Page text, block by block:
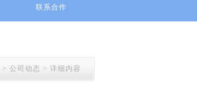
联系合作
> 公司动态 > 详细内容